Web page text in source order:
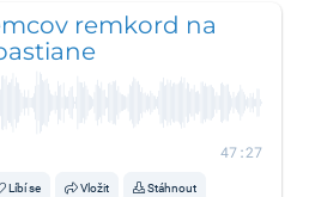
remkord na
47:27
Líbí se Vložit Stáhnout